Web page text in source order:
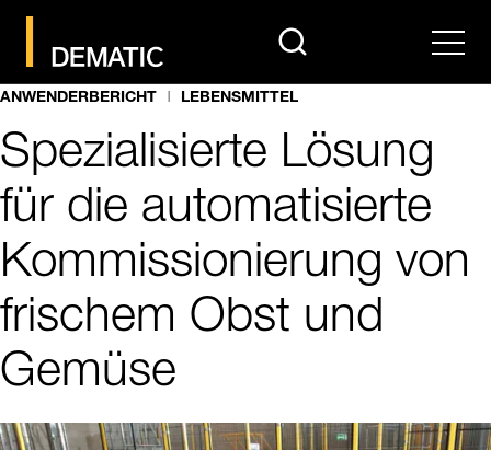
search Menu
ANWENDERBERICHT LEBENSMITTEL
Spezialisierte Lösung
für die automatisierte
Kommissionierung von
frischem Obst und
Gemüse